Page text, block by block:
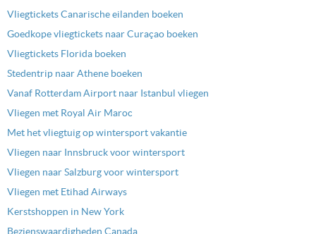
Vliegtickets Canarische eilanden boeken
Goedkope vliegtickets naar Curaçao boeken
Vliegtickets Florida boeken
Stedentrip naar Athene boeken
Vanaf Rotterdam Airport naar Istanbul vliegen
Vliegen met Royal Air Maroc
Met het vliegtuig op wintersport vakantie
Vliegen naar Innsbruck voor wintersport
Vliegen naar Salzburg voor wintersport
Vliegen met Etihad Airways
Kerstshoppen in New York
Bezienswaardigheden Canada